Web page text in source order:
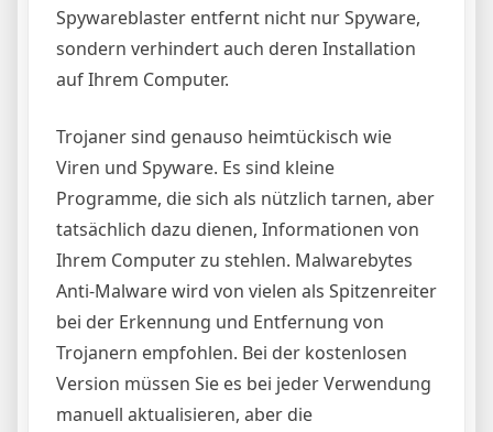
Spywareblaster entfernt nicht nur Spyware,
sondern verhindert auch deren Installation
auf Ihrem Computer.
Trojaner sind genauso heimtückisch wie
Viren und Spyware. Es sind kleine
Programme, die sich als nützlich tarnen, aber
tatsächlich dazu dienen, Informationen von
Ihrem Computer zu stehlen. Malwarebytes
Anti-Malware wird von vielen als Spitzenreiter
bei der Erkennung und Entfernung von
Trojanern empfohlen. Bei der kostenlosen
Version müssen Sie es bei jeder Verwendung
manuell aktualisieren, aber die